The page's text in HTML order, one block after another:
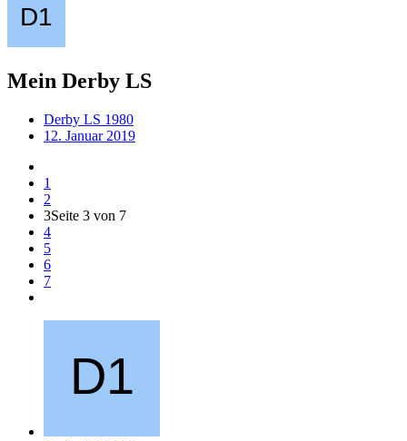
Mein Derby LS
Derby LS 1980
12. Januar 2019
1
2
3Seite 3 von 7
4
5
6
7